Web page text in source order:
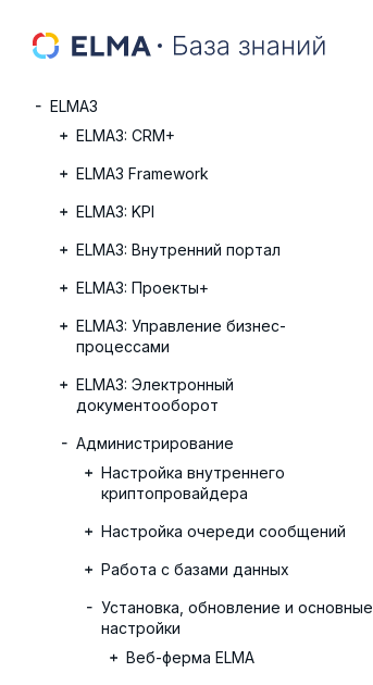
ELMA3
ELMA3: CRM+
ELMA3 Framework
ELMA3: KPI
ELMA3: Внутренний портал
ELMA3: Проекты+
ELMA3: Управление бизнес-
процессами
ELMA3: Электронный
документооборот
Администрирование
Настройка внутреннего
криптопровайдера
Настройка очереди сообщений
Работа с базами данных
Установка, обновление и основные
настройки
Веб-ферма ELMA